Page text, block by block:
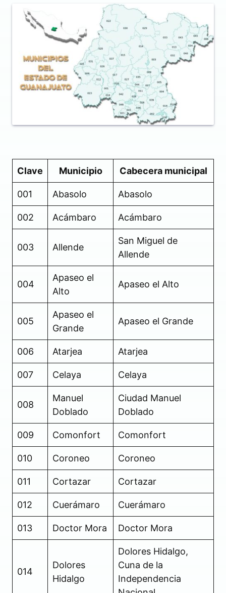
Clave Municipio Cabecera municipal
001 Abasolo Abasolo
002 Acámbaro Acámbaro
003 Allende
San Miguel de
Allende
004
Apaseo el
Alto
Apaseo el Alto
005
Apaseo el
Grande
Apaseo el Grande
006 Atarjea Atarjea
007 Celaya Celaya
008
Manuel
Doblado
Ciudad Manuel
Doblado
009 Comonfort Comonfort
010 Coroneo Coroneo
011 Cortazar Cortazar
012 Cuerámaro Cuerámaro
013 Doctor Mora Doctor Mora
014
Dolores
Hidalgo
Dolores Hidalgo,
Cuna de la
Independencia